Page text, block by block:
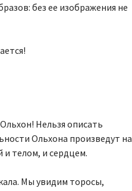
без ее изображения не
Нельзя описать
Ольхона произведут на
и телом, и сердцем.
Мы увидим торосы,